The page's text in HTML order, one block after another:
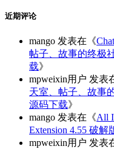
近期评论
mango 发表在《
帖子、故事的终极
载》
mpweixin用户 发表
天室、帖子、故事
源码下载》
mango 发表在《All
Extension 4.55 破解
mpweixin用户 发表